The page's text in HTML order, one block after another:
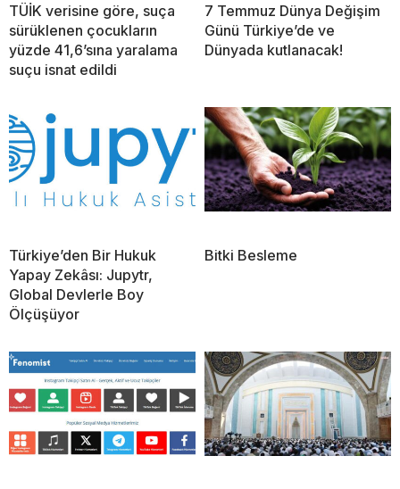
TÜİK verisine göre, suça
sürüklenen çocukların
yüzde 41,6’sına yaralama
suçu isnat edildi
7 Temmuz Dünya Değişim
Günü Türkiye’de ve
Dünyada kutlanacak!
Türkiye’den Bir Hukuk
Yapay Zekâsı: Jupytr,
Global Devlerle Boy
Ölçüşüyor
Bitki Besleme